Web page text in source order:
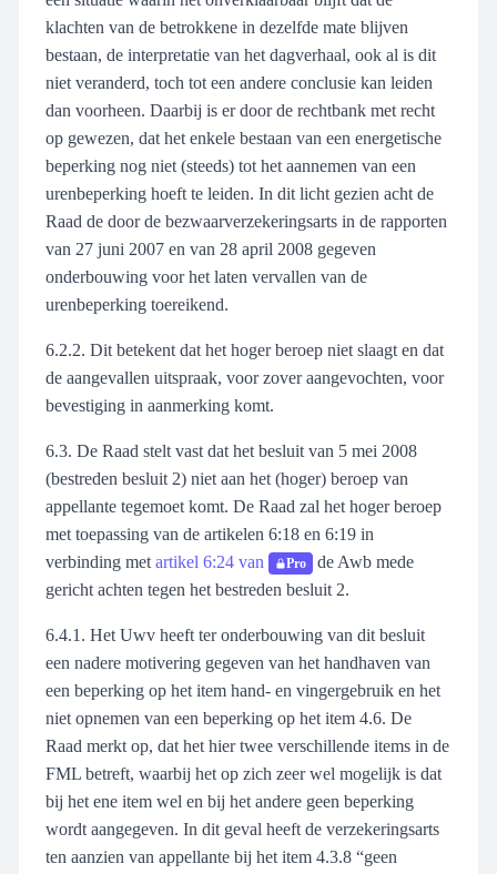
klachten van de betrokkene in dezelfde mate blijven
bestaan, de interpretatie van het dagverhaal, ook al is dit
niet veranderd, toch tot een andere conclusie kan leiden
dan voorheen. Daarbij is er door de rechtbank met recht
op gewezen, dat het enkele bestaan van een energetische
beperking nog niet (steeds) tot het aannemen van een
urenbeperking hoeft te leiden. In dit licht gezien acht de
Raad de door de bezwaarverzekeringsarts in de rapporten
van 27 juni 2007 en van 28 april 2008 gegeven
onderbouwing voor het laten vervallen van de
urenbeperking toereikend.
6.2.2. Dit betekent dat het hoger beroep niet slaagt en dat
de aangevallen uitspraak, voor zover aangevochten, voor
bevestiging in aanmerking komt.
6.3. De Raad stelt vast dat het besluit van 5 mei 2008
(bestreden besluit 2) niet aan het (hoger) beroep van
appellante tegemoet komt. De Raad zal het hoger beroep
met toepassing van de artikelen 6:18 en 6:19 in
verbinding met artikel 6:24 van Pro
de Awb mede
gericht achten tegen het bestreden besluit 2.
6.4.1. Het Uwv heeft ter onderbouwing van dit besluit
een nadere motivering gegeven van het handhaven van
een beperking op het item hand- en vingergebruik en het
niet opnemen van een beperking op het item 4.6. De
Raad merkt op, dat het hier twee verschillende items in de
FML betreft, waarbij het op zich zeer wel mogelijk is dat
bij het ene item wel en bij het andere geen beperking
wordt aangegeven. In dit geval heeft de verzekeringsarts
ten aanzien van appellante bij het item 4.3.8 “geen